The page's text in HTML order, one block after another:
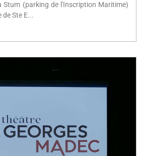
Stum (parking de l'Inscription Maritime)
Ste E...